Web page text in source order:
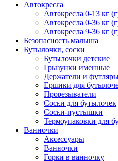
Автокресла
Автокресла 0-13 кг
Автокресла 0-36 кг
Автокресла 9-36 кг
Безопасность малыша
Бутылочки, соски
Бутылочки детские
Грызунки именные
Держатели и
Ершики для
Прорезыватели
Соски для бутылочек
Соски-пустышки
Термоупаковки для
Ванночки
Аксессуары
Ванночки
Горки в ванночку